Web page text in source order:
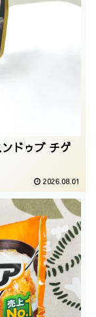
ドゥブ チゲ
2026.08.01